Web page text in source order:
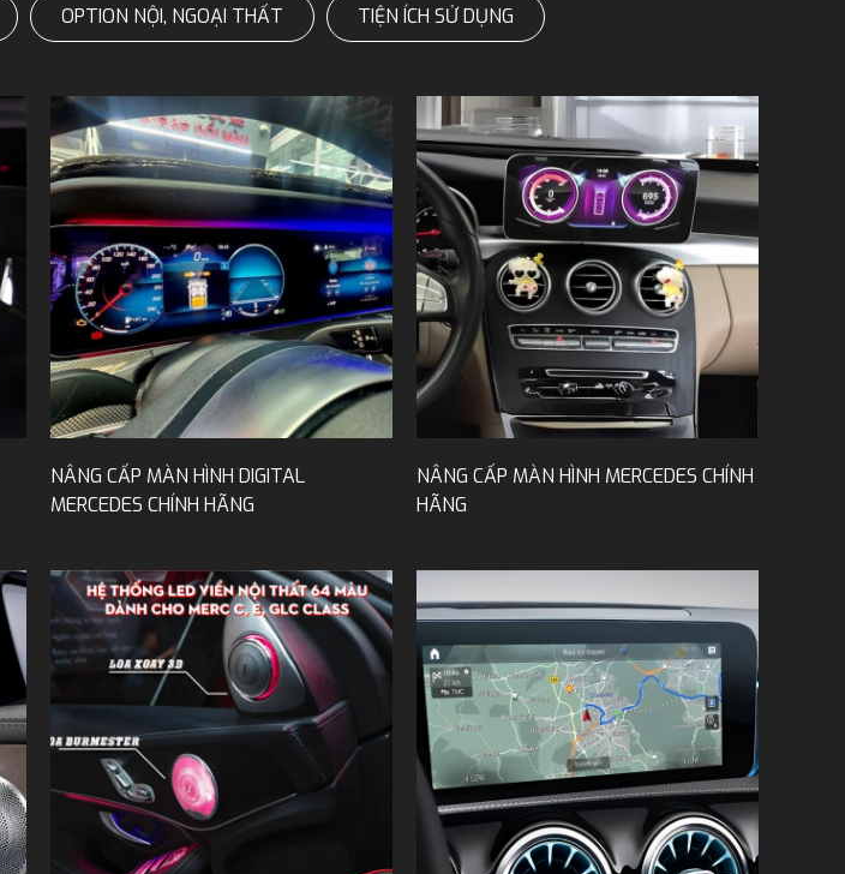
OPTION NỘI, NGOẠI THẤT TIỆN ÍCH SỬ DỤNG
NÂNG CẤP MÀN HÌNH DIGITAL
MERCEDES CHÍNH HÃNG
NÂNG CẤP MÀN HÌNH MERCEDES CHÍNH
HÃNG